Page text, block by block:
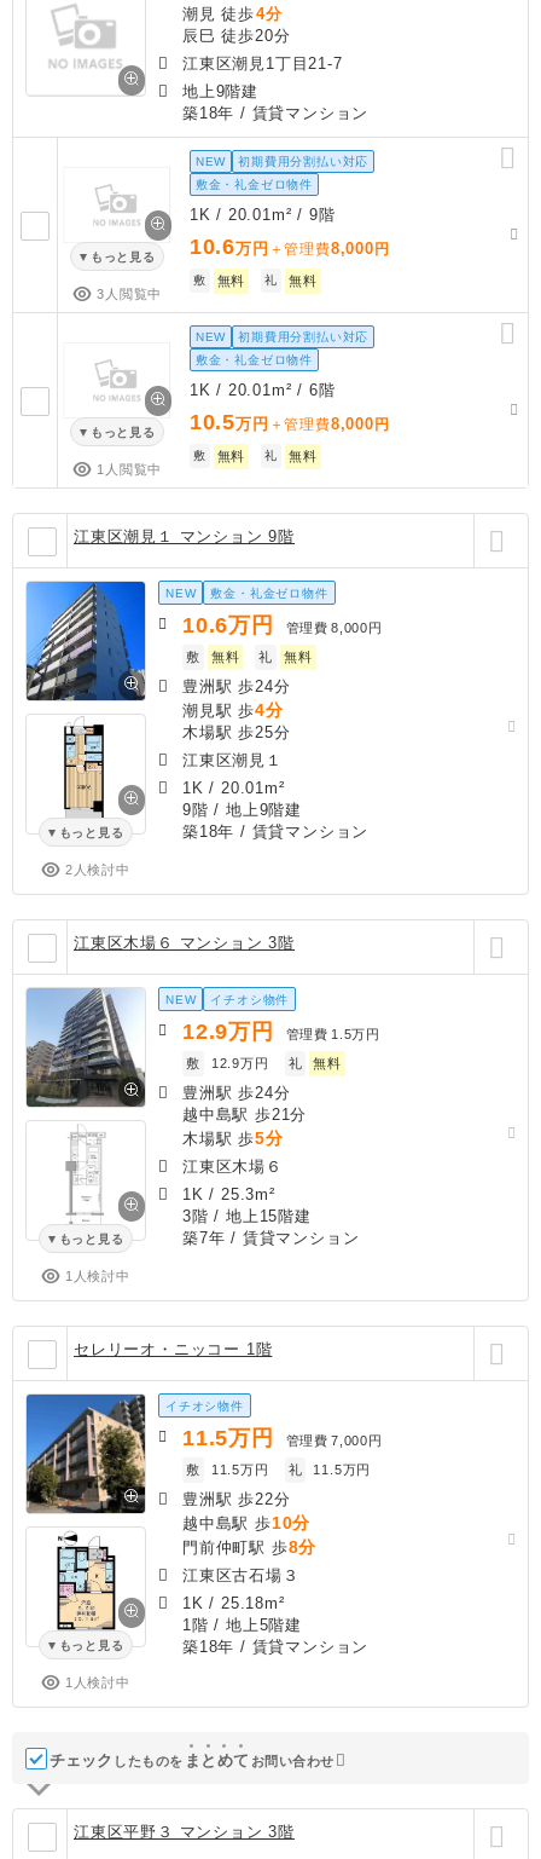
潮見 徒歩4分
辰巳 徒歩20分
江東区潮見1丁目21-7
地上9階建
築18年 / 賃貸マンション
もっと見る
3人閲覧中
NEW
初期費用分割払い対応
敷金・礼金ゼロ物件
1K / 20.01m² / 9階
10.6万円 ＋管理費8,000 円
敷 無料 礼 無料
もっと見る
1人閲覧中
NEW
初期費用分割払い対応
敷金・礼金ゼロ物件
1K / 20.01m² / 6階
10.5万円 ＋管理費8,000 円
敷 無料 礼 無料
江東区潮見１ マンション 9階
もっと見る
2人検討中
NEW 敷金・礼金ゼロ物件
10.6万円 管理費 8,000円
敷
無料 礼 無料
豊洲駅 歩24分
潮見駅 歩4分
木場駅 歩25分
江東区潮見１
1K / 20.01m²
9階 / 地上9階建
築18年 / 賃貸マンション
江東区木場６ マンション 3階
もっと見る
1人検討中
NEW イチオシ物件
12.9万円 管理費 1.5万円
敷
12.9万円 礼 無料
豊洲駅 歩24分
越中島駅 歩21分
木場駅 歩5分
江東区木場６
1K / 25.3m²
3階 / 地上15階建
築7年 / 賃貸マンション
セレリーオ・ニッコー 1階
もっと見る
1人検討中
イチオシ物件
11.5万円 管理費 7,000円
敷
11.5万円 礼 11.5万円
豊洲駅 歩22分
越中島駅 歩10分
門前仲町駅 歩8分
江東区古石場３
1K / 25.18m²
1階 / 地上5階建
築18年 / 賃貸マンション
チェック したものを ま と めて お問い合わせ
江東区平野３ マンション 3階